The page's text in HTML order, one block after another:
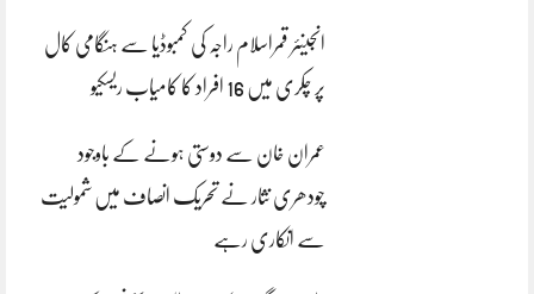
انجینئر قمراسلام راجہ کی کمبوڈیا سے ہنگامی کال
پر چکری میں 16 افراد کا کامیاب ریسکیو
عمران خان سے دوستی ہونے کے باوجود
چودھری نثار نے تحریک انصاف میں شمولیت
سے انکاری رہے